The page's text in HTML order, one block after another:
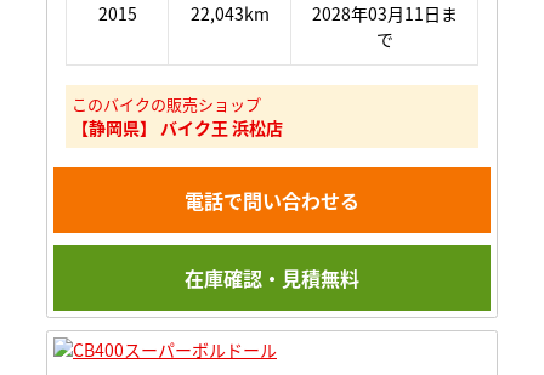
2015 22,043km
2028年03月11日ま
で
このバイクの販売ショップ
【静岡県】 バイク王 浜松店
電話で問い合わせる
在庫確認・見積無料